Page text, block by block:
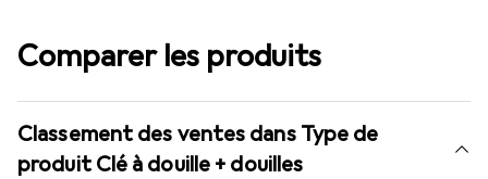
Comparer les produits
Classement des ventes dans Type de
produit Clé à douille + douilles